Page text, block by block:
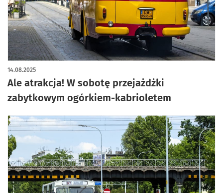
Ale atrakcja! W sobotę przejażdżki
zabytkowym ogórkiem-kabrioletem
14.08.2025
artykuł z galerią zdjęć